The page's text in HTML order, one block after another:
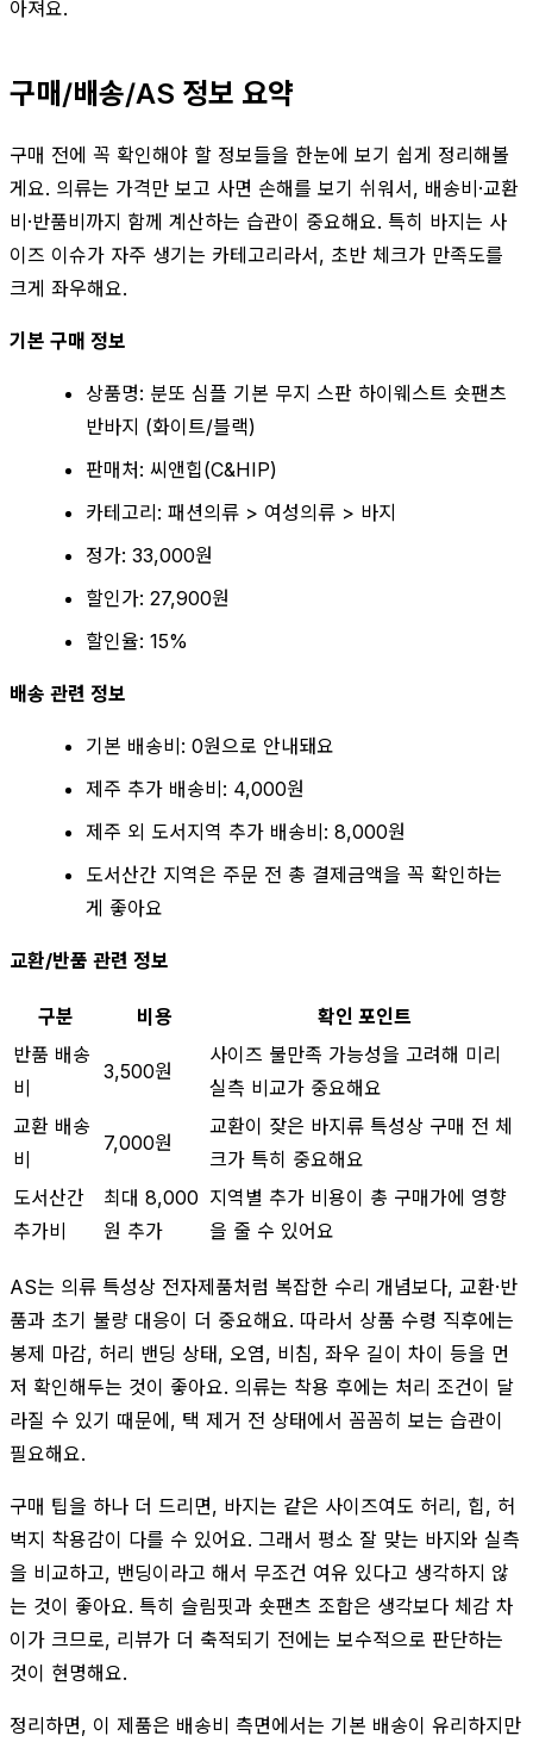
아져요.
구매/배송/AS 정보 요약
구매 전에 꼭 확인해야 할 정보들을 한눈에 보기 쉽게 정리해볼
게요. 의류는 가격만 보고 사면 손해를 보기 쉬워서, 배송비·교환
비·반품비까지 함께 계산하는 습관이 중요해요. 특히 바지는 사
이즈 이슈가 자주 생기는 카테고리라서, 초반 체크가 만족도를
크게 좌우해요.
기본 구매 정보
상품명: 분또 심플 기본 무지 스판 하이웨스트 숏팬츠
반바지 (화이트/블랙)
판매처: 씨앤힙(C&HIP)
카테고리: 패션의류 > 여성의류 > 바지
정가: 33,000원
할인가: 27,900원
할인율: 15%
배송 관련 정보
기본 배송비: 0원으로 안내돼요
제주 추가 배송비: 4,000원
제주 외 도서지역 추가 배송비: 8,000원
도서산간 지역은 주문 전 총 결제금액을 꼭 확인하는
게 좋아요
교환/반품 관련 정보
구분 비용
확인 포인트
반품 배송
비
3,500원
사이즈 불만족 가능성을 고려해 미리
실측 비교가 중요해요
교환 배송
비
7,000원
교환이 잦은 바지류 특성상 구매 전 체
크가 특히 중요해요
도서산간
추가비
최대 8,000
원 추가
지역별 추가 비용이 총 구매가에 영향
을 줄 수 있어요
AS는 의류 특성상 전자제품처럼 복잡한 수리 개념보다, 교환·반
품과 초기 불량 대응이 더 중요해요. 따라서 상품 수령 직후에는
봉제 마감, 허리 밴딩 상태, 오염, 비침, 좌우 길이 차이 등을 먼
저 확인해두는 것이 좋아요. 의류는 착용 후에는 처리 조건이 달
라질 수 있기 때문에, 택 제거 전 상태에서 꼼꼼히 보는 습관이
필요해요.
구매 팁을 하나 더 드리면, 바지는 같은 사이즈여도 허리, 힙, 허
벅지 착용감이 다를 수 있어요. 그래서 평소 잘 맞는 바지와 실측
을 비교하고, 밴딩이라고 해서 무조건 여유 있다고 생각하지 않
는 것이 좋아요. 특히 슬림핏과 숏팬츠 조합은 생각보다 체감 차
이가 크므로, 리뷰가 더 축적되기 전에는 보수적으로 판단하는
것이 현명해요.
정리하면, 이 제품은 배송비 측면에서는 기본 배송이 유리하지만